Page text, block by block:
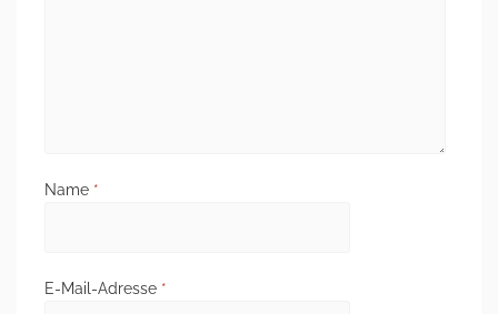
Name *
E-Mail-Adresse *